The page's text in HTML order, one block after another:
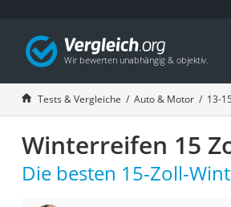
Tests & Vergleiche Auto & Motor 13-
Winterreifen 15
Die besten 15-Zoll-